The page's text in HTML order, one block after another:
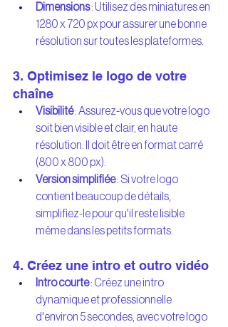
Dimensions : Utilisez des miniatures en
1280 x 720 px pour assurer une bonne
résolution sur toutes les plateformes.
3. Optimisez le logo de votre
chaîne
Visibilité : Assurez-vous que votre logo
soit bien visible et clair, en haute
résolution. Il doit être en format carré
(800 x 800 px).
Version simplifiée : Si votre logo
contient beaucoup de détails,
simplifiez-le pour qu'il reste lisible
même dans les petits formats.
4. Créez une intro et outro vidéo
Intro courte : Créez une intro
dynamique et professionnelle
d'environ 5 secondes, avec votre logo